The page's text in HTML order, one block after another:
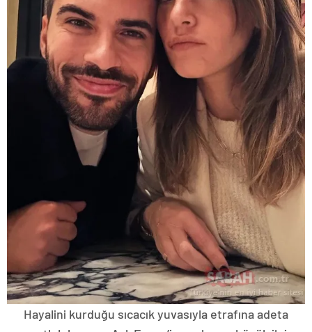
Hayalini kurduğu sıcacık yuvasıyla etrafına adeta